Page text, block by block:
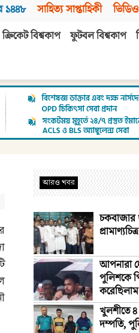
১৪৪৮ সাহিত্য সাপ্তাহিকী ভিডিও
ক্রিকেট বিশ্বকাপ ফুটবল বিশ্বকাপ
আরও খবর
চকবাজার
আপনারা
পুলিশকে
খুলশীতে ৪
দম্পতি,